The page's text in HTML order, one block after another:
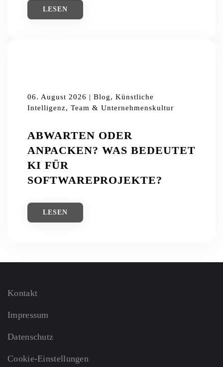
LESEN
06. August 2026 | Blog, Künstliche
Intelligenz, Team & Unternehmenskultur
ABWARTEN ODER
ANPACKEN? WAS BEDEUTET
KI FÜR
SOFTWAREPROJEKTE?
LESEN
Kontakt
Impressum
Datenschutz
Cookie-Einstellungen